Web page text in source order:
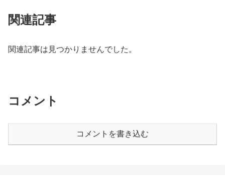
関連記事
関連記事は見つかりませんでした。
コメント
コメントを書き込む